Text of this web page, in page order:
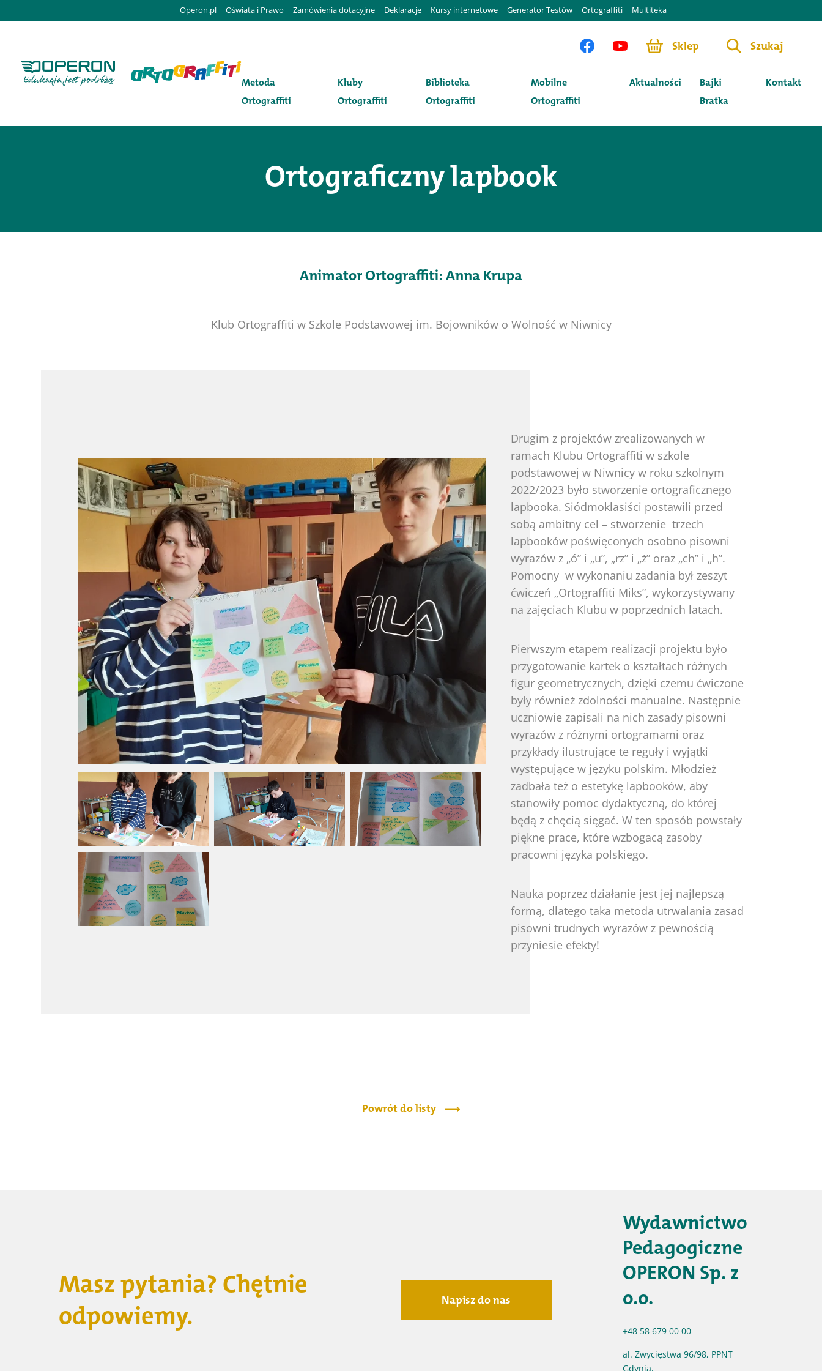
Operon.pl Oświata i Prawo Zamówienia dotacyjne Deklaracje Kursy internetowe Generator Testów Ortograffiti Multiteka
Sklep Szukaj
Metoda
Ortograffiti
Kluby
Ortograffiti
Biblioteka
Ortograffiti
Mobilne
Ortograffiti
Aktualności
Bajki
Bratka
Kontakt
Ortograficzny lapbook
Animator Ortograffiti: Anna Krupa
Klub Ortograffiti w Szkole Podstawowej im. Bojowników o Wolność w Niwnicy
Drugim z projektów zrealizowanych w
ramach Klubu Ortograffiti w szkole
podstawowej w Niwnicy w roku szkolnym
2022/2023 było stworzenie ortograficznego
lapbooka. Siódmoklasiści postawili przed
sobą ambitny cel – stworzenie trzech
lapbooków poświęconych osobno pisowni
wyrazów z „ó” i „u”, „rz” i „ż” oraz „ch” i „h”.
Pomocny w wykonaniu zadania był zeszyt
ćwiczeń „Ortograffiti Miks”, wykorzystywany
na zajęciach Klubu w poprzednich latach.
Pierwszym etapem realizacji projektu było
przygotowanie kartek o kształtach różnych
figur geometrycznych, dzięki czemu ćwiczone
były również zdolności manualne. Następnie
uczniowie zapisali na nich zasady pisowni
wyrazów z różnymi ortogramami oraz
przykłady ilustrujące te reguły i wyjątki
występujące w języku polskim. Młodzież
zadbała też o estetykę lapbooków, aby
stanowiły pomoc dydaktyczną, do której
będą z chęcią sięgać. W ten sposób powstały
piękne prace, które wzbogacą zasoby
pracowni języka polskiego.
Nauka poprzez działanie jest jej najlepszą
formą, dlatego taka metoda utrwalania zasad
pisowni trudnych wyrazów z pewnością
przyniesie efekty!
Powrót do listy
Masz pytania? Chętnie
odpowiemy.
Napisz do nas
Wydawnictwo
Pedagogiczne
OPERON Sp. z
o.o.
+48 58 679 00 00
al. Zwycięstwa 96/98, PPNT
Gdynia,